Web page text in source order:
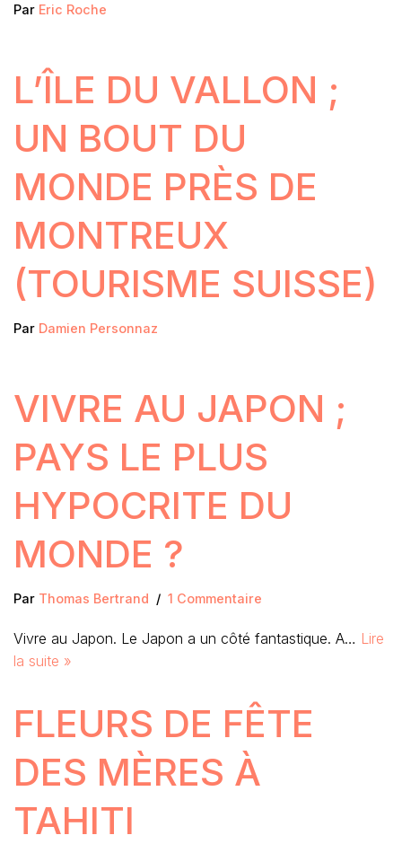
Par Eric Roche
L’ÎLE DU VALLON ;
UN BOUT DU
MONDE PRÈS DE
MONTREUX
(TOURISME SUISSE)
Par Damien Personnaz
VIVRE AU JAPON ;
PAYS LE PLUS
HYPOCRITE DU
MONDE ?
Par Thomas Bertrand 1 Commentaire
Vivre au Japon. Le Japon a un côté fantastique. A… Lire
la suite »
FLEURS DE FÊTE
DES MÈRES À
TAHITI